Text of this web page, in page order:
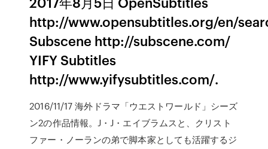
http://www.opensubtitles.org/en/
Subscene http://subscene.com/
YIFY Subtitles
http://www.yifysubtitles.com/.
2016/11/17 海外ドラマ「ウエストワールド」シーズ
ン2の作品情報。J・J・エイブラムスと、クリスト
ファー・ノーランの弟で脚本家としても活躍するジ